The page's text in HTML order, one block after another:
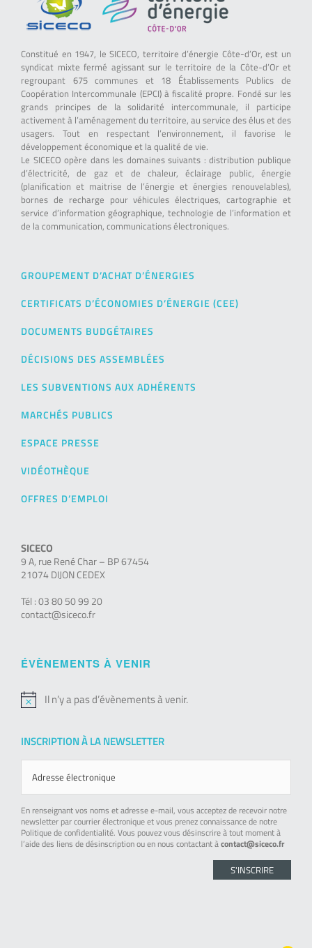
Constitué en 1947, le SICECO, territoire d’énergie Côte-d’Or, est un
syndicat mixte fermé agissant sur le territoire de la Côte-d’Or et
regroupant 675 communes et 18 Établissements Publics de
Coopération Intercommunale (EPCI) à fiscalité propre. Fondé sur les
grands principes de la solidarité intercommunale, il participe
activement à l’aménagement du territoire, au service des élus et des
usagers. Tout en respectant l’environnement, il favorise le
développement économique et la qualité de vie.
Le SICECO opère dans les domaines suivants : distribution publique
d’électricité, de gaz et de chaleur, éclairage public, énergie
(planification et maitrise de l’énergie et énergies renouvelables),
bornes de recharge pour véhicules électriques, cartographie et
service d’information géographique, technologie de l’information et
de la communication, communications électroniques.
GROUPEMENT D’ACHAT D’ÉNERGIES
CERTIFICATS D’ÉCONOMIES D’ÉNERGIE (CEE)
DOCUMENTS BUDGÉTAIRES
DÉCISIONS DES ASSEMBLÉES
LES SUBVENTIONS AUX ADHÉRENTS
MARCHÉS PUBLICS
ESPACE PRESSE
VIDÉOTHÈQUE
OFFRES D’EMPLOI
SICECO
9 A, rue René Char – BP 67454
21074 DIJON CEDEX
Tél : 03 80 50 99 20
contact@siceco.fr
ÉVÈNEMENTS À VENIR
Notice
Il n’y a pas d’évènements à venir.
INSCRIPTION À LA NEWSLETTER
En renseignant vos noms et adresse e-mail, vous acceptez de recevoir notre
newsletter par courrier électronique et vous prenez connaissance de notre
Politique de confidentialité. Vous pouvez vous désinscrire à tout moment à
l’aide des liens de désinscription ou en nous contactant àcontact@siceco.fr